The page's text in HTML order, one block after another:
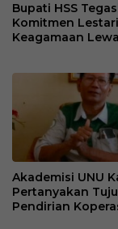
Bupati HSS
Komitmen
Keagamaan
Akademisi UNU
Pertanyakan
Pendirian